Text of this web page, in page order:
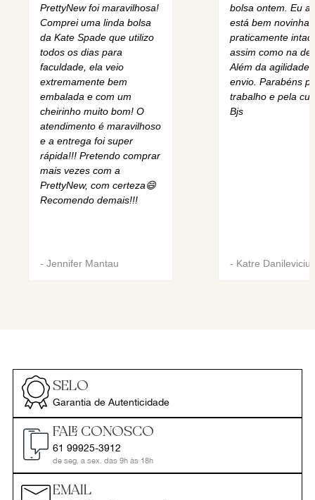
PrettyNew foi maravilhosa!
Comprei uma linda bolsa
da Kate Spade que utilizo
todos os dias para
faculdade, ela veio
extremamente bem
embalada e com um
cheirinho muito bom! O
atendimento é maravilhoso
e a entrega foi super
rápida!!! Pretendo comprar
mais vezes com a
PrettyNew, com certeza😄
Recomendo demais!!!
- Jennifer Mantau
bolsa ontem. Eu
está bem novinha,
praticamente
assim como na
Além da agilidade
envio. Parabéns
trabalho e pela
Bjs
- Katre Danilevicius
SELO
Garantia de Autenticidade
FALE CONOSCO
61 99925-3912
de seg. a sex. das 9h às 18h
EMAIL